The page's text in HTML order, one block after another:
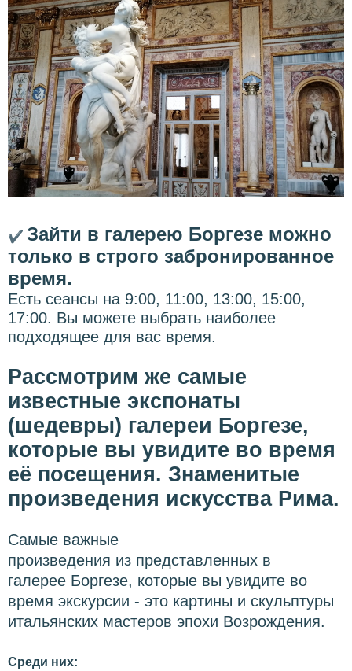
✔ Зайти в галерею Боргезе можно
только в строго забронированное
время.
Есть сеансы на 9:00, 11:00, 13:00, 15:00,
17:00. Вы можете выбрать наиболее
подходящее для вас время.
Рассмотрим же самые
известные экспонаты
(шедевры) галереи Боргезе,
которые вы увидите во время
её посещения. Знаменитые
произведения искусства Рима.
Самые важные
произведения из представленных в
галерее Боргезе, которые вы увидите во
время экскурсии - это картины и скульптуры
итальянских мастеров эпохи Возрождения.
Среди них: